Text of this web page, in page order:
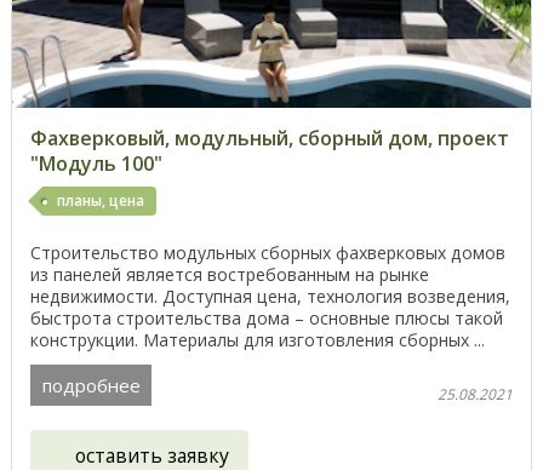
Фахверковый, модульный, сборный дом, проект
"Модуль 100"
планы, цена
Строительство модульных сборных фахверковых домов
из панелей является востребованным на рынке
недвижимости. Доступная цена, технология возведения,
быстрота строительства дома – основные плюсы такой
конструкции. Материалы для изготовления сборных ...
подробнее 25.08.2021
оставить заявку